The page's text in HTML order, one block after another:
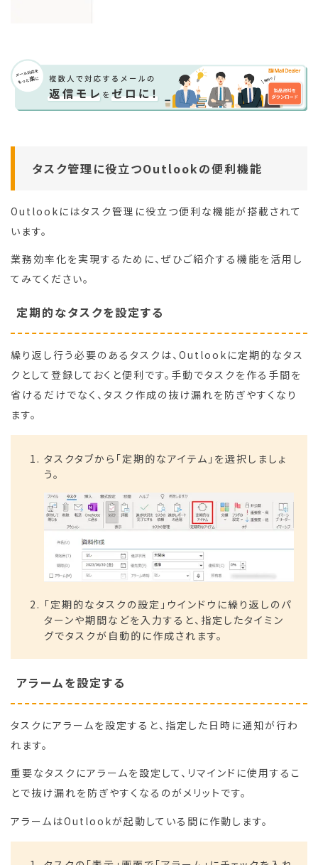
タスク管理に役立つOutlookの便利機能
Outlookにはタスク管理に役立つ便利な機能が搭載されて
います。
業務効率化を実現するために、ぜひご紹介する機能を活用し
てみてください。
定期的なタスクを設定する
繰り返し行う必要のあるタスクは、Outlookに定期的なタス
クとして登録しておくと便利です。手動でタスクを作る手間を
省けるだけでなく、タスク作成の抜け漏れを防ぎやすくなり
ます。
タスクタブから「定期的なアイテム」を選択しましょ
う。
「定期的なタスクの設定」ウインドウに繰り返しのパ
ターンや期間などを入力すると、指定したタイミン
グでタスクが自動的に作成されます。
アラームを設定する
タスクにアラームを設定すると、指定した日時に通知が行わ
れます。
重要なタスクにアラームを設定して、リマインドに使用するこ
とで抜け漏れを防ぎやすくなるのがメリットです。
アラームはOutlookが起動している間に作動します。